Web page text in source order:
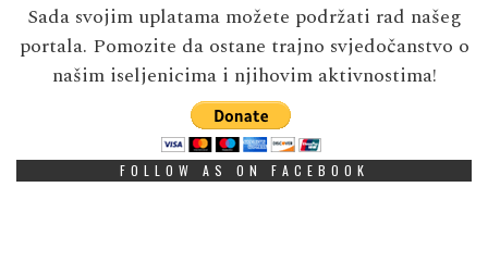
Sada svojim uplatama možete podržati rad našeg
portala. Pomozite da ostane trajno svjedočanstvo o
našim iseljenicima i njihovim aktivnostima!
FOLLOW AS ON FACEBOOK